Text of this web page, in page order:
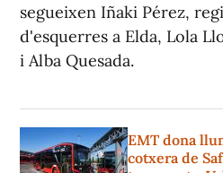
segueixen Iñaki Pérez,
d'esquerres a Elda, Lola
i Alba Quesada.
EMT dona
cotxera de